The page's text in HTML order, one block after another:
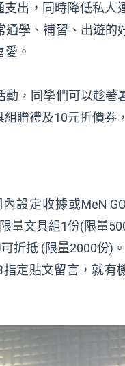
出，同時降低私人
學、補習、出遊的
。
，同學們可以趁著
贈禮及10元折價券
設定收據或MeN
量文具組1份(限量
折抵 (限量2000份)。
定貼文留言，就有